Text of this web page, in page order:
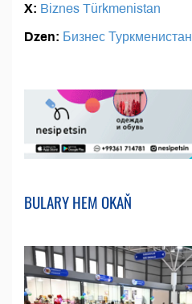
X: Biznes Türkmenistan
Dzen: Бизнес Туркменистан
BULARY HEM OKAŇ